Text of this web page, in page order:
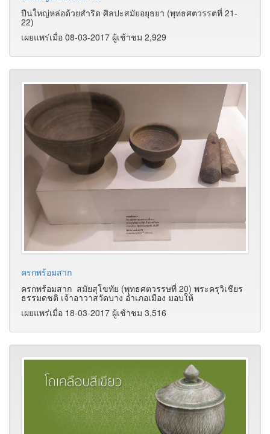
ปืนใหญ่หล่อด้วยสำริด ศิลปะสมัยอยุธยา (พุทธศตวรรตที่ 21-
22)
เผยแพร่เมื่อ 08-03-2017 ผู้เช้าชม 2,929
ครกพร้อมสาก
ครกพร้อมสาก สมัยสุโขทัย (พุทธศตวรรษที่ 20) พระครุวิเชียร
ธรรมดชติ เจ้าอาวาสวัดบาง อำเภอเมือง มอบให้
เผยแพร่เมื่อ 18-03-2017 ผู้เช้าชม 3,516